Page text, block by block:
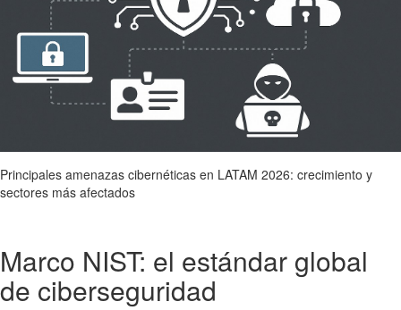
Principales amenazas cibernéticas en LATAM 2026: crecimiento y
sectores más afectados
Marco NIST: el estándar global
de ciberseguridad